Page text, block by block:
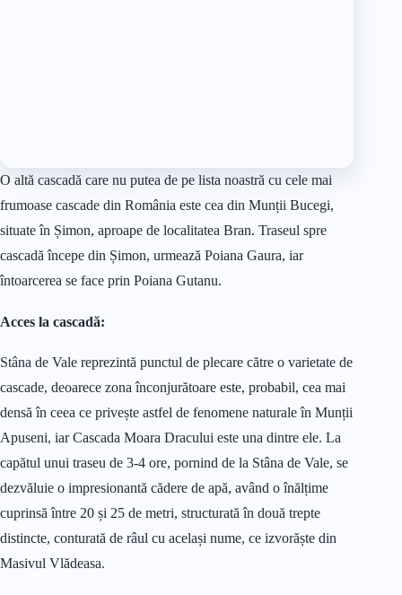
O altă cascadă care nu putea de pe lista noastră cu cele mai
frumoase cascade din România este cea din Munții Bucegi,
situate în Șimon, aproape de localitatea Bran. Traseul spre
cascadă începe din Șimon, urmează Poiana Gaura, iar
întoarcerea se face prin Poiana Gutanu.
Acces la cascadă:
Stâna de Vale reprezintă punctul de plecare către o varietate de
cascade, deoarece zona înconjurătoare este, probabil, cea mai
densă în ceea ce privește astfel de fenomene naturale în Munții
Apuseni, iar Cascada Moara Dracului este una dintre ele. La
capătul unui traseu de 3-4 ore, pornind de la Stâna de Vale, se
dezvăluie o impresionantă cădere de apă, având o înălțime
cuprinsă între 20 și 25 de metri, structurată în două trepte
distincte, conturată de râul cu același nume, ce izvorăște din
Masivul Vlădeasa.